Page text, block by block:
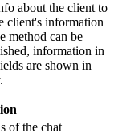
about the client to
client's information
method can be
information in
are shown in
of the chat